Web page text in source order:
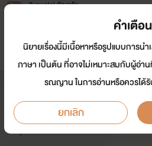
Tunwalai ธัญวลัย
หน้าแรก นิยาย อีบุ๊ก
วายุใต้เงาทมิฬ -
นักเขียน: yaihwa นักวาด:
Y
คำเตือน
นิยายเรื่องนี้มีเนื้อหาหรือรูปแบบการน
ภาษา เป็นต้น ที่อาจไม่เหมาะสมกับผู้อ่า
รณญาน ในการอ่านหรือควรได้
ยกเลิก